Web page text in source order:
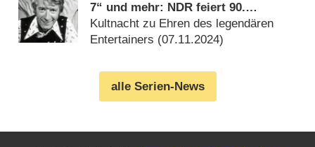
7“ und mehr: NDR feiert 90.
Geburtstag von Rudi Carrell
Kultnacht zu Ehren des legendären
Entertainers (07.11.2024)
alle Serien-News